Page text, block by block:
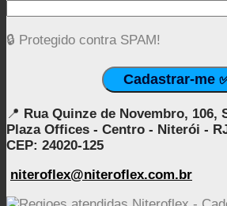
🔒 Protegido contra SPAM!
📍 Rua Quinze de Novembro, 106,
Plaza Offices - Centro - Niterói -
CEP: 24020-125
niteroflex@niteroflex.com.br